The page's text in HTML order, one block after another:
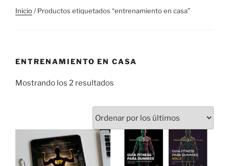
Inicio/ Productos etiquetados “entrenamiento en casa”
ENTRENAMIENTO EN CASA
Mostrando los 2 resultados
los
últimos